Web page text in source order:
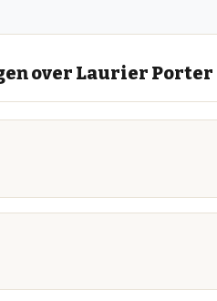
over Laurier Porter